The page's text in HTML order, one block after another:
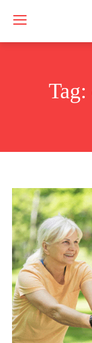
Tag: